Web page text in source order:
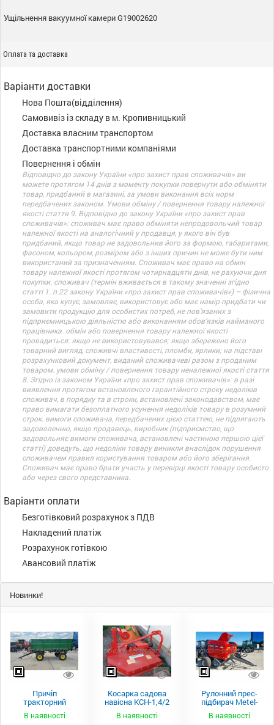
Ущільнення вакуумної камери G19002620
Оплата та доставка
Варіанти доставки
Нова Пошта(відділення)
Самовивіз із складу в м. Кропивницький
Доставка власним транспортом
Доставка транспортними компаніями
Повернення і обмін
Відповідно до закону України «про захист прав споживачів» ви
можете протягом 14 днів з моменту покупки повернути або обміняти
товар, придбаний в магазині, за умови виконання всіх норм
передбачених законом. Умови обміну / повернення товару належної
якості стаття 9. Відповідно до закону України «про захист прав
споживачів»: споживач має право обміняти непродовольчий товар
належної якості на аналогічний у продавця, у якого він був
придбаний, якщо товар не задовольнив його за формою, габаритами,
фасоном, кольором, розміром або з інших причин не може бути ним
використаний за призначенням. Споживач має право на обмін
товару належної якості протягом чотирнадцяти днів, не рахуючи дня
покупки. споживач (термін вживається в такому значенні згідно
статті 1. п.22 закону України «про захист прав споживачів») – фізична
особа, яка купує, замовляє, використовує або має намір придбати чи
замовити продукцію для особистих потреб, не пов’язаних з
підприємницькою діяльністю або виконанням обов’язків найманого
працівника. обмін або повернення товару належної якості
провадиться: якщо не використовувався; якщо збережено його
товарний вигляд, споживчі властивості, пломби, ярлики; на підставі
розрахунковий документ, виданий споживачеві разом з проданим
товаром. умови обміну / повернення товару неналежної якості стаття
8. Згідно із законом України «про захист прав споживачів»: в разі
виявлення протягом встановленого гарантійного строку недоліків
споживач, в порядку та в строки, встановлені законодавством, має
право вимагати безоплатного усунення недоліків товару в розумний
строк. вимоги споживача, передбачених цією статтею, не підлягають
задоволенню, якщо продавець, виробник (підприємство, що
задовольняє вимоги споживача, встановлені частиною першою цієї
статті) доведуть, що недоліки товару виникли внаслідок порушення
споживачем правил користування товаром або його зберігання.
Споживач має право брати участь у перевірці якості товару особисто
або через свого представника.
Варіанти оплати
Безготівковий розрахунок з ПДВ
Накладений платіж
Розрахунок готівкою
Авансовий платіж
Новинки!
Причіп
тракторний
самоскидний
Spike 2 ПТС-4
В наявності
Косарка садова
навісна КСН-1,4/2
В наявності
Рулонний прес-
підбирач Metel-
Fach Z 587
В наявності